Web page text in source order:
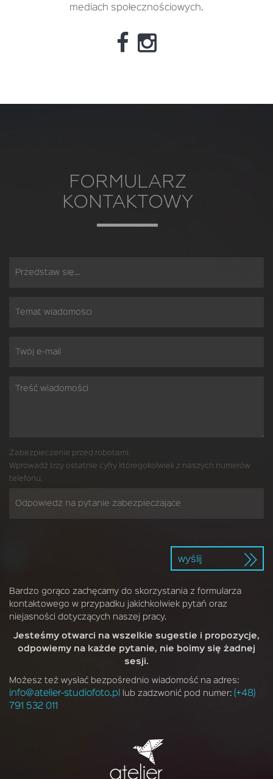
mediach społecznościowych.
FORMULARZ
KONTAKTOWY
Zabezpieczenie przed robotami.
Wprowadź trzy ostatnie cyfry któregokolwiek z naszych numerów
telefonu.
wyślij
Bardzo gorąco zachęcamy do skorzystania z formularza
kontaktowego w przypadku jakichkolwiek pytań oraz
niejasności dotyczących naszej pracy.
Jesteśmy otwarci na wszelkie sugestie i propozycje,
odpowiemy na każde pytanie, nie boimy się żadnej
sesji.
Możesz też wysłać bezpośrednio wiadomość na adres:
info@atelier-studiofoto.pl lub zadzwonić pod numer: (+48)
791 532 011